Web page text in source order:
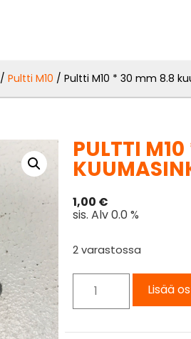
/Pultti M10 / Pultti M10 * 30 mm 8.8
PULTTI
1,00 €
sis. Alv 0.0 %
2 varastossa
Lisää